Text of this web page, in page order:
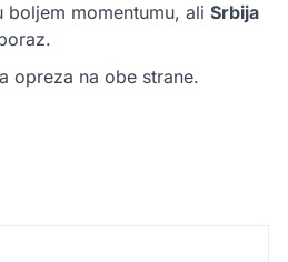
momentumu, ali Srbija
opreza na obe strane.